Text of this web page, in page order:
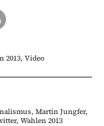
2013, Video
, Martin Jungfer,
, Wahlen 2013